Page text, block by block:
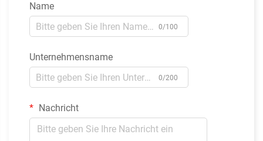
Name
0/100
Unternehmensname
0/200
Nachricht